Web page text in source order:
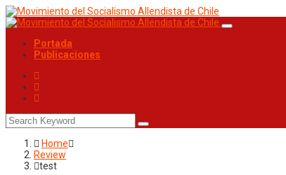
Portada
Publicaciones
Home
Review
test